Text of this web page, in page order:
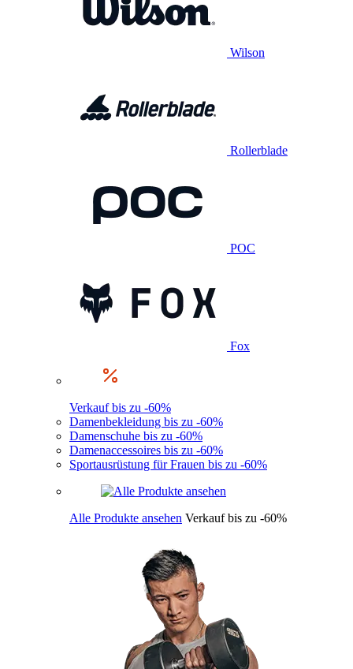
Wilson
Rollerblade
POC
Fox
Verkauf bis zu -60%
Damenbekleidung bis zu -60%
Damenschuhe bis zu -60%
Damenaccessoires bis zu -60%
Sportausrüstung für Frauen bis zu -60%
Alle Produkte ansehen Verkauf bis zu -60%